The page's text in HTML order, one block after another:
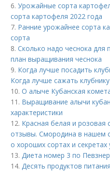
6.Урожайные сорта
сорта картофеля 2022 года
7. Ранние урожайнее сорта
сорта
8.Сколько надо чеснока для
план выращивания чеснока
9. Когда лучше посадить
Когда лучше сажать клубнику
10.О алыче Кубанская
11. Выращивание алычи
характеристики
12. Красная белая и розовая
отзывы. Смородина в нашем
о хороших сортах и
13. Диета номер 3 по
14. Десять продуктов